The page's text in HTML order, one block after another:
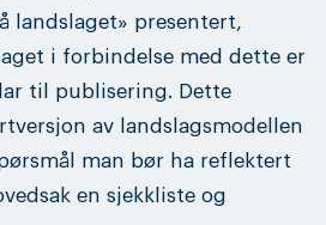
landslaget» presentert,
i forbindelse med dette er
til publisering. Dette
av landslagsmodellen
man bør ha reflektert
en sjekkliste og